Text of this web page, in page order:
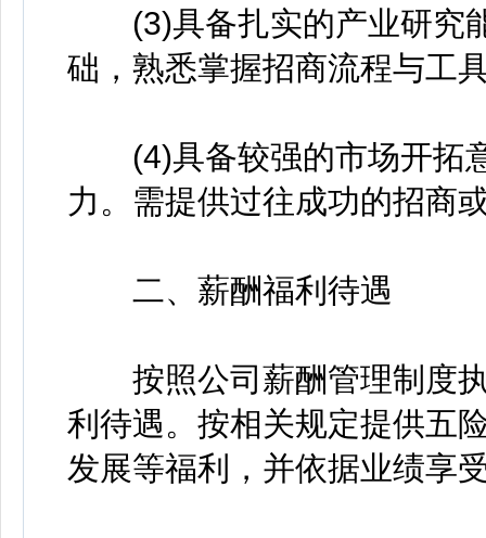
(3)具备扎实的产业研究
础，熟悉掌握招商流程与工
(4)具备较强的市场开拓
力。需提供过往成功的招商
二、薪酬福利待遇
按照公司薪酬管理制度执
利待遇。按相关规定提供五
发展等福利，并依据业绩享